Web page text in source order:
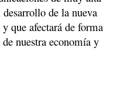
de la nueva
que afectará de forma
nuestra economía y